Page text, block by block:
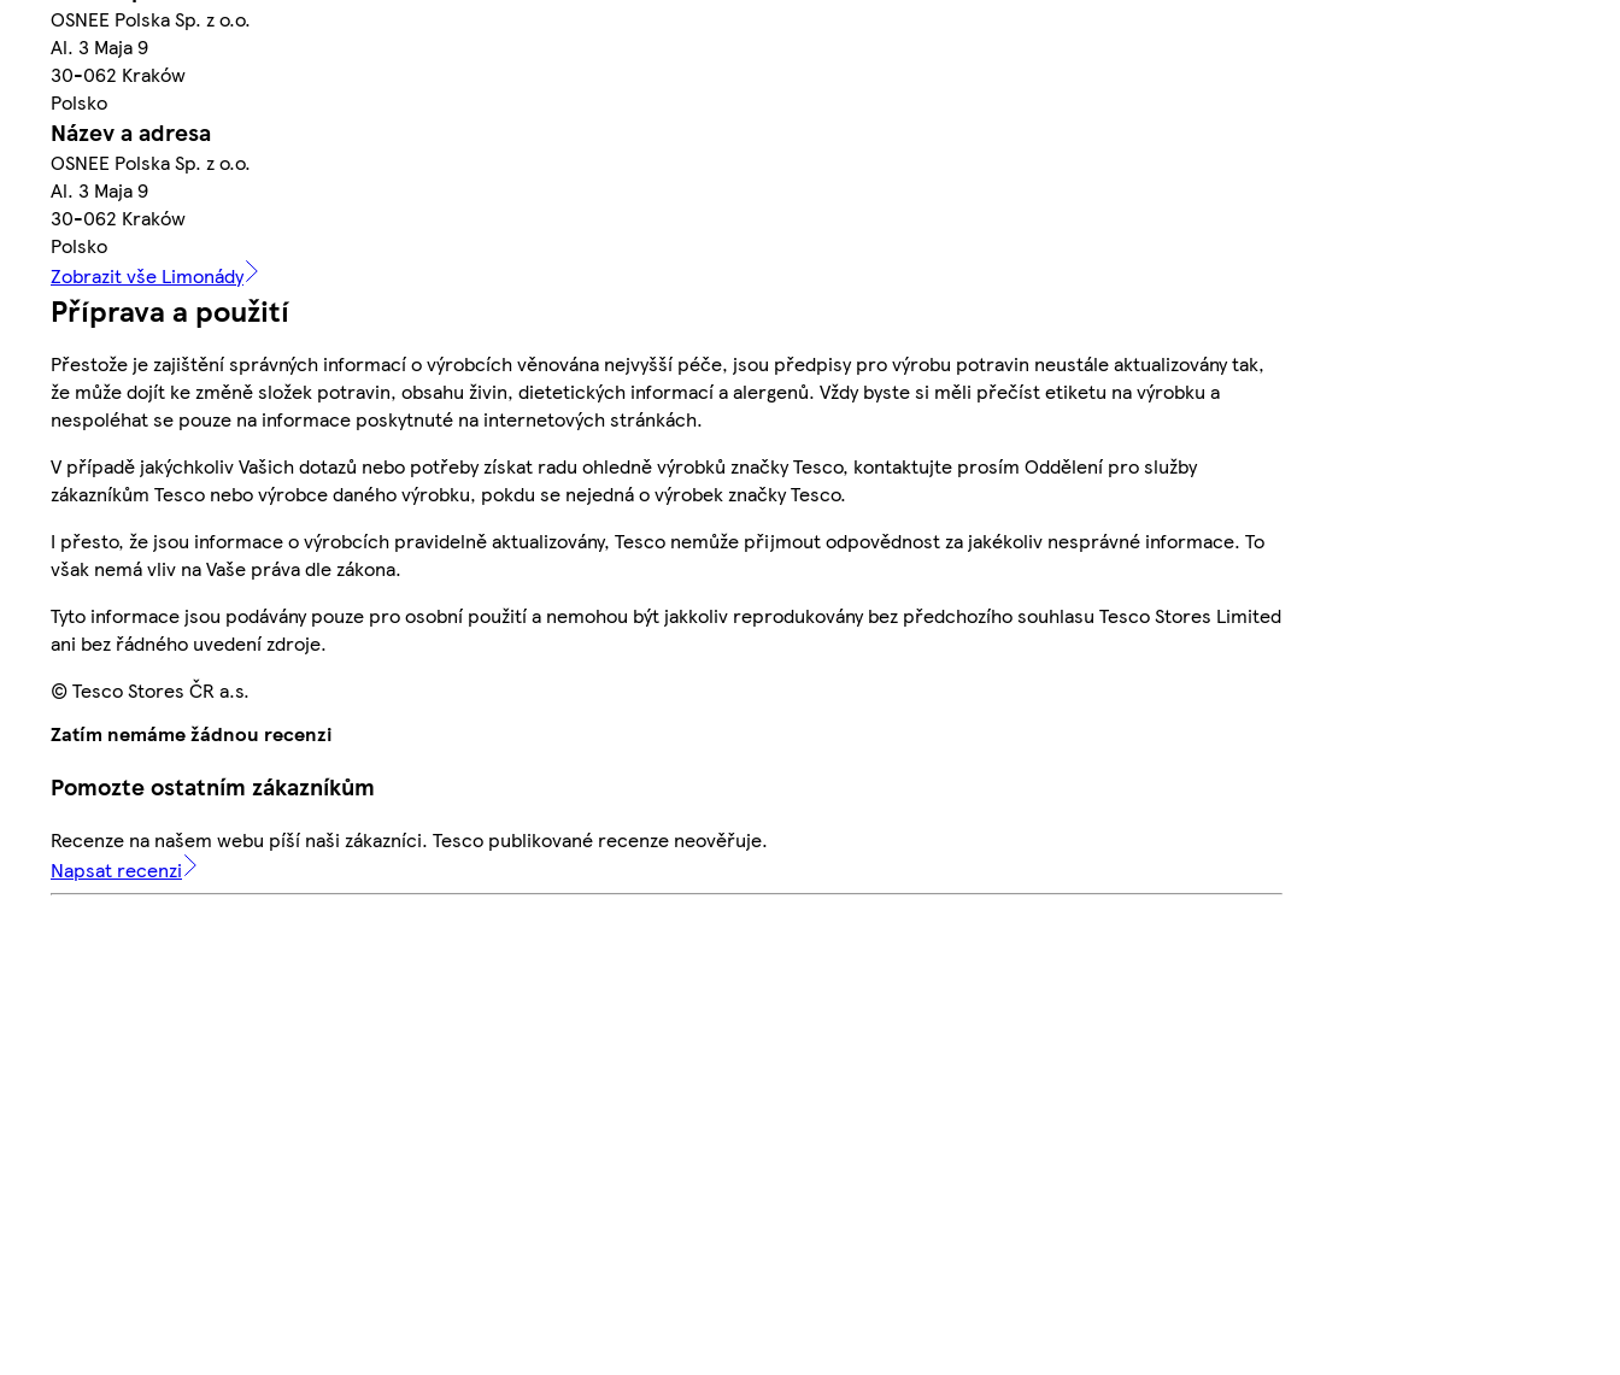
OSNEE Polska Sp. z o.o.
Al. 3 Maja 9
30-062 Kraków
Polsko
Název a adresa
OSNEE Polska Sp. z o.o.
Al. 3 Maja 9
30-062 Kraków
Polsko
Zobrazit vše Limonády
Příprava a použití
Přestože je zajištění správných informací o výrobcích věnována nejvyšší péče, jsou předpisy pro výrobu potravin neustále aktualizovány tak,
že může dojít ke změně složek potravin, obsahu živin, dietetických informací a alergenů. Vždy byste si měli přečíst etiketu na výrobku a
nespoléhat se pouze na informace poskytnuté na internetových stránkách.
V případě jakýchkoliv Vašich dotazů nebo potřeby získat radu ohledně výrobků značky Tesco, kontaktujte prosím Oddělení pro služby
zákazníkům Tesco nebo výrobce daného výrobku, pokdu se nejedná o výrobek značky Tesco.
I přesto, že jsou informace o výrobcích pravidelně aktualizovány, Tesco nemůže přijmout odpovědnost za jakékoliv nesprávné informace. To
však nemá vliv na Vaše práva dle zákona.
Tyto informace jsou podávány pouze pro osobní použití a nemohou být jakkoliv reprodukovány bez předchozího souhlasu Tesco Stores Limited
ani bez řádného uvedení zdroje.
© Tesco Stores ČR a.s.
Zatím nemáme žádnou recenzi
Pomozte ostatním zákazníkům
Recenze na našem webu píší naši zákazníci. Tesco publikované recenze neověřuje.
Napsat recenzi